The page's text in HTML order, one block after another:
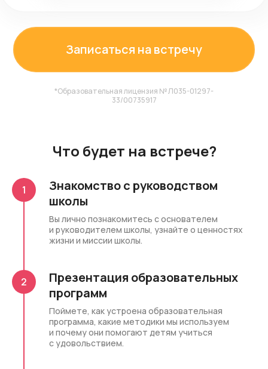
*Образовательная лицензия № Л035-01297-
33/00735917
Записаться на встречу
Что будет на встрече?
Знакомство с руководством
школы
Вы лично познакомитесь с основателем
и руководителем школы, узнайте о ценностях
жизни и миссии школы.
Презентация образовательных
программ
Поймете, как устроена образовательная
программа, какие методики мы используем
и почему они помогают детям учиться
с удовольствием.